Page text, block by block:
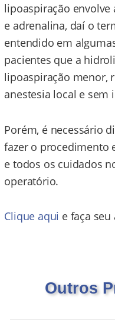
lipoaspiração envolve
e adrenalina, daí o
entendido em
pacientes que a
lipoaspiração menor,
anestesia local e sem
Porém, é necessário
fazer o procedimento
e todos os cuidados
operatório.
Clique aqui e faça
Outros